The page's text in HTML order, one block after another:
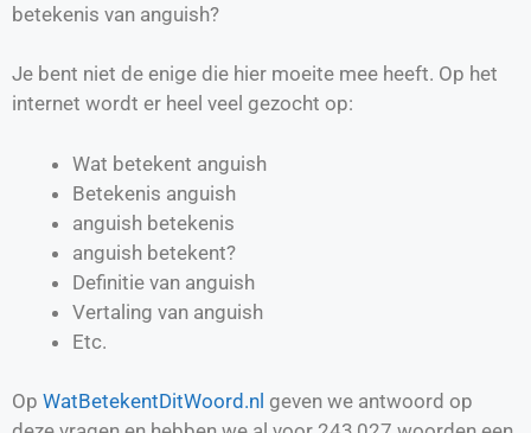
betekenis van anguish?
Je bent niet de enige die hier moeite mee heeft. Op het
internet wordt er heel veel gezocht op:
Wat betekent anguish
Betekenis anguish
anguish betekenis
anguish betekent?
Definitie van anguish
Vertaling van anguish
Etc.
Op WatBetekentDitWoord.nl geven we antwoord op